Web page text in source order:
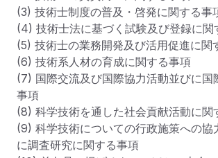
(3) 技術士制度の普及・啓発に関する事
(4) 技術士法に基づく試験及び登録に関
(5) 技術士の業務開発及び活用促進に関
(6) 技術系人材の育成に関する事項
(7) 国際交流及び国際協力活動並びに国
事項
(8) 科学技術を通した社会貢献活動に関
(9) 科学技術についての行政施策への協
に調査研究に関する事項